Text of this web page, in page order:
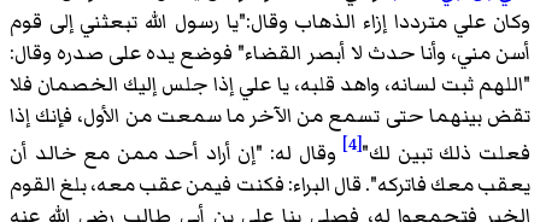
وكان علي مترددا إزاء الذهاب وقال:"يا رسول الله تبعثني إلى قوم
أسن مني، وأنا حدث لا أبصر القضاء" فوضع يده على صدره وقال:
"اللهم ثبت لسانه، واهد قلبه، يا علي إذا جلس إليك الخصمان فلا
تقض بينهما حتى تسمع من الآخر ما سمعت من الأول، فإنك إذا
فعلت ذلك تبين لك"[4]
وقال له: "إن أراد أحد ممن مع خالد أن
يعقب معك فاتركه". قال البراء: فكنت فيمن عقب معه، بلغ القوم